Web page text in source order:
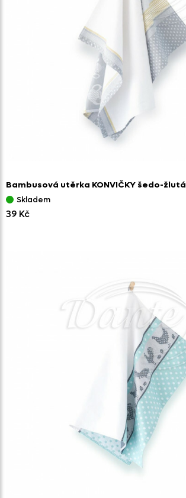
Bambusová utěrka KONVIČKY šedo-žlutá
Skladem
39 Kč